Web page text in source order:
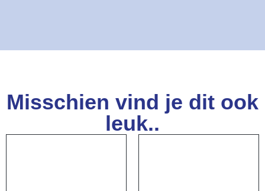
Misschien vind je dit ook
leuk..